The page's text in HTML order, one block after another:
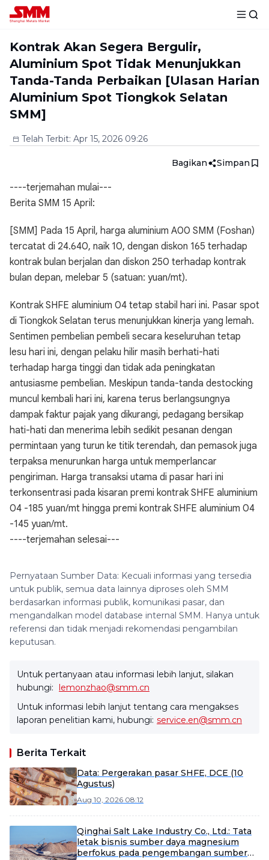
Kontrak Akan Segera Bergulir,
Aluminium Spot Tidak Menunjukkan
Tanda-Tanda Perbaikan [Ulasan Harian
Aluminium Spot Tiongkok Selatan
SMM]
Telah Terbit: Apr 15, 2026 09:26
Bagikan Simpan
----terjemahan mulai---
Berita SMM 15 April:
[SMM] Pada 15 April, harga aluminium A00 SMM (Foshan)
tercatat di 24.640, naik 10, dengan diskon 165 terhadap
kontrak bulan berjalan dan diskon 250 terhadap kontrak
bulan depan, melebar 5 (satuan: yuan/mt).
Kontrak SHFE aluminium 04 tetap stabil hari ini. Pasar spot
di Tiongkok Selatan terus menunjukkan kinerja yang lemah.
Sentimen pembelian pembeli secara keseluruhan tetap
lesu hari ini, dengan pelaku hilir masih berhati-hati
terhadap harga tinggi dan tidak ada peningkatan
antusiasme pembelian. Meskipun tanda-tanda destocking
muncul kembali hari ini, karena terus berlangsungnya
dampak faktur pajak yang dikurangi, pedagang bersikap
hati-hati dan menerima lebih sedikit pesanan dengan
permintaan yang turun ke titik terendah, dan pemasok juga
terpaksa menurunkan harga untuk memperlancar
pengiriman. Harga transaksi utama di pasar hari ini
terkonsentrasi pada kisaran premi kontrak SHFE aluminium
04 -185 yuan/mt hingga premi kontrak SHFE aluminium 04
-145 yuan/mt.
----terjemahan selesai---
Pernyataan Sumber Data: Kecuali informasi yang tersedia
untuk publik, semua data lainnya diproses oleh SMM
berdasarkan informasi publik, komunikasi pasar, dan
mengandalkan model database internal SMM. Hanya untuk
referensi dan tidak menjadi rekomendasi pengambilan
keputusan.
Untuk pertanyaan atau informasi lebih lanjut, silakan
hubungi: lemonzhao@smm.cn
Untuk informasi lebih lanjut tentang cara mengakses
laporan penelitian kami, hubungi: service.en@smm.cn
Berita Terkait
Data: Pergerakan pasar SHFE, DCE (10
Agustus)
Aug 10, 2026 08:12
Qinghai Salt Lake Industry Co., Ltd.: Tata
letak bisnis sumber daya magnesium
berfokus pada pengembangan sumber